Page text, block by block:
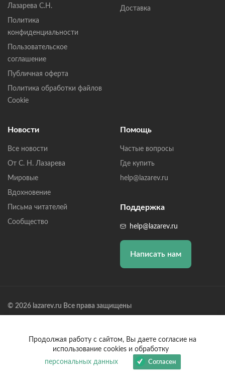
Лазарева С.Н.
Политика
конфиденциальности
Пользовательское
соглашение
Публичная оферта
Политика обработки файлов
Cookie
Доставка
Новости
Все новости
От С. Н. Лазарева
Мировые
Вдохновение
Письма читателей
Сообщество
Помощь
Частые вопросы
Где купить
help@lazarev.ru
Поддержка
help@lazarev.ru
Написать нам
© 2026 lazarev.ru Все права защищены
Банк: ОАО "АЛЬФА-БАНК" БИК: 044525593, К/С:
30101810200000000593
Продолжая работу с сайтом, Вы даете согласие на
использование cookies и обработку
персональных данных
Согласен